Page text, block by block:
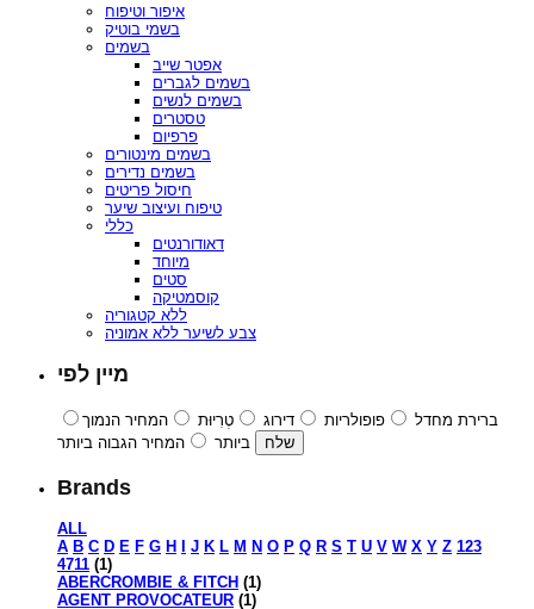
איפור וטיפוח
בשמי בוטיק
בשמים
אפטר שייב
בשמים לגברים
בשמים לנשים
טסטרים
פרפיום
בשמים מינטורים
בשמים נדירים
חיסול פריטים
טיפוח ועיצוב שיער
כללי
דאודורנטים
מיוחד
סטים
קוסמטיקה
ללא קטגוריה
צבע לשיער ללא אמוניה
מיין לפי
ברירת מחדל פופולריות דירוג טְרִיוּת
המחיר הנמוך
ביותר
המחיר הגבוה ביותר
Brands
ALL
A B C D E F G H I J K L M N O P Q R S T U V W X Y Z 123
4711 (1)
ABERCROMBIE & FITCH (1)
AGENT PROVOCATEUR (1)